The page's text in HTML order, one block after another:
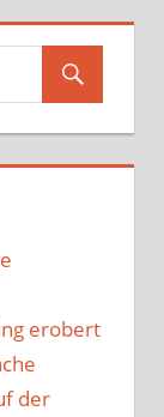
erobert
der